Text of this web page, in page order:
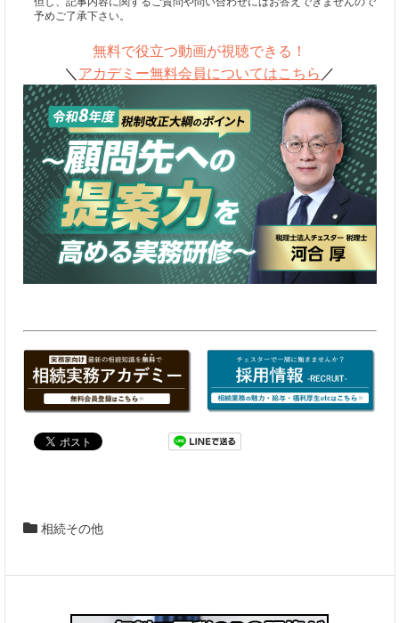
予めご了承下さい。
無料で役立つ動画が視聴できる！
＼ アカデミー無料会員についてはこちら ／
相続その他